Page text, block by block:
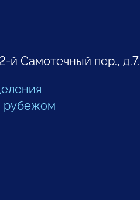
й Самотечный пер., д.7.
рубежом